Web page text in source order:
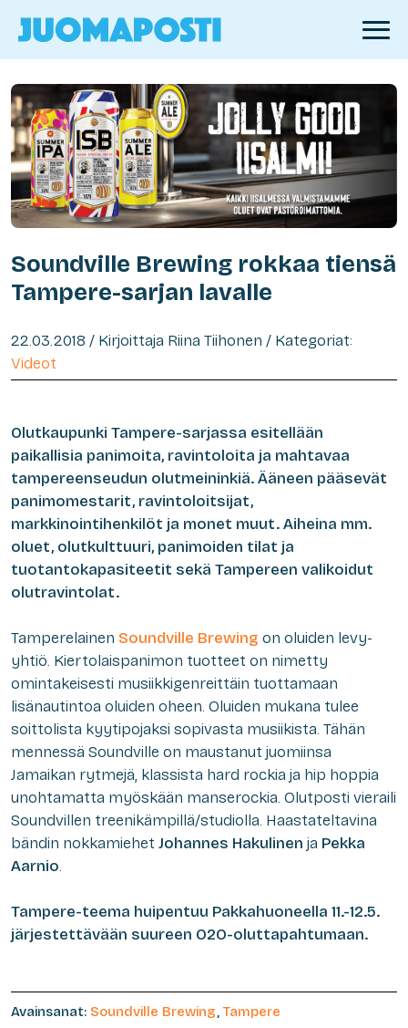
Soundville Brewing rokkaa tiensä
Tampere-sarjan lavalle
22.03.2018 / Kirjoittaja Riina Tiihonen / Kategoriat:
Videot
Olutkaupunki Tampere-sarjassa esitellään
paikallisia panimoita, ravintoloita ja mahtavaa
tampereenseudun olutmeininkiä. Ääneen pääsevät
panimomestarit, ravintoloitsijat,
markkinointihenkilöt ja monet muut. Aiheina mm.
oluet, olutkulttuuri, panimoiden tilat ja
tuotantokapasiteetit sekä Tampereen valikoidut
olutravintolat.
Tamperelainen Soundville Brewing on oluiden levy-
yhtiö. Kiertolaispanimon tuotteet on nimetty
omintakeisesti musiikkigenreittäin tuottamaan
lisänautintoa oluiden oheen. Oluiden mukana tulee
soittolista kyytipojaksi sopivasta musiikista. Tähän
mennessä Soundville on maustanut juomiinsa
Jamaikan rytmejä, klassista hard rockia ja hip hoppia
unohtamatta myöskään manserockia. Olutposti vieraili
Soundvillen treenikämpillä/studiolla. Haastateltavina
bändin nokkamiehet Johannes Hakulinen ja Pekka
Aarnio.
Tampere-teema huipentuu Pakkahuoneella 11.-12.5.
järjestettävään suureen O2O-oluttapahtumaan.
Avainsanat: Soundville Brewing, Tampere